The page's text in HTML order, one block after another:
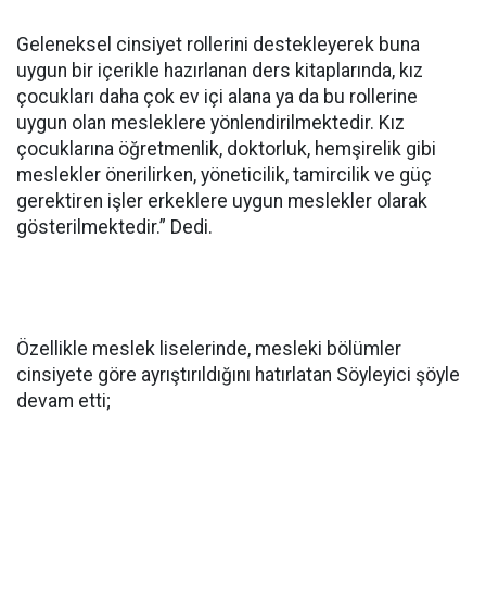
Geleneksel cinsiyet rollerini destekleyerek buna
uygun bir içerikle hazırlanan ders kitaplarında, kız
çocukları daha çok ev içi alana ya da bu rollerine
uygun olan mesleklere yönlendirilmektedir. Kız
çocuklarına öğretmenlik, doktorluk, hemşirelik gibi
meslekler önerilirken, yöneticilik, tamircilik ve güç
gerektiren işler erkeklere uygun meslekler olarak
gösterilmektedir.” Dedi.
Özellikle meslek liselerinde, mesleki bölümler
cinsiyete göre ayrıştırıldığını hatırlatan Söyleyici şöyle
devam etti;